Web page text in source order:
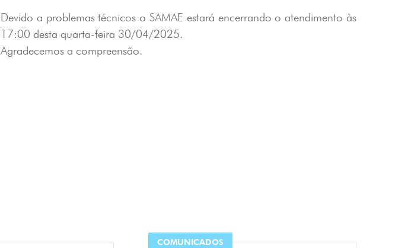
Devido a problemas técnicos o SAMAE estará encerrando o atendimento às
17:00 desta quarta-feira 30/04/2025.
Agradecemos a compreensão.
COMUNICADOS